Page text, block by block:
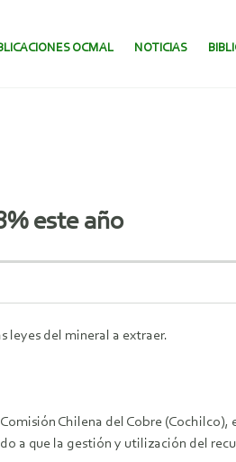
OCMAL NOTICIAS
este año
leyes del mineral a extraer.
Chilena del Cobre (Cochilco),
a que la gestión y utilización del